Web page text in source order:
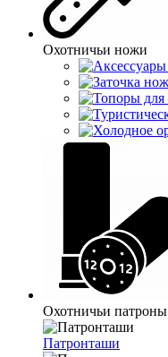
Охотничьи ножи
Охотничьи патроны
Патронташи